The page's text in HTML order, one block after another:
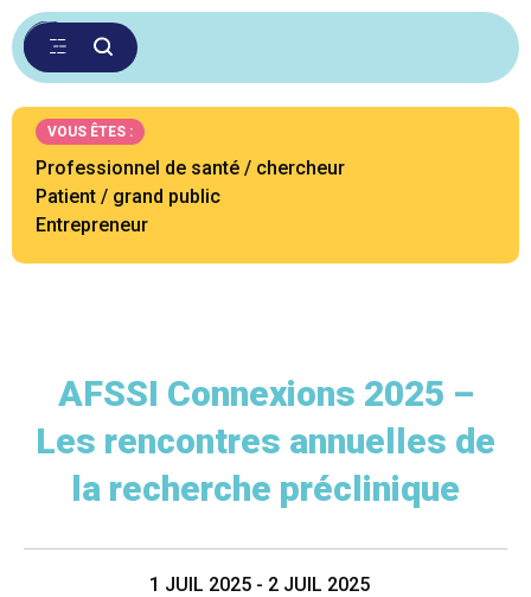
VOUS ÊTES :
Professionnel de santé / chercheur
Patient / grand public
Entrepreneur
AFSSI Connexions 2025 –
Les rencontres annuelles de
la recherche préclinique
1 JUIL 2025 - 2 JUIL 2025